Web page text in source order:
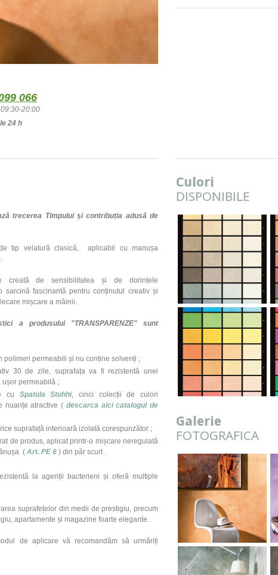
066
09:30-20:00
24 h
trecerea Timpului și contribuția adusă de
tip velaturăclasică, aplicabil cu manușa
.
creată de sensibilitatea și de dorințele
sarcină fascinantă pentru conținutul creativ și
mișcare a mâinii.
a produsului "TRANSPARENZE" sunt
polimeri permeabili și nu conține solvenți ;
30 de zile, suprafața va fi rezistentă unei
permeabilă ;
cu Spatula Stuhhi, cinci colecții de culori
nuanțe atractive ( descarca aici catalogul de
suprafață interioară izolată corespunzător ;
de produs, aplicat printr-o mișcare neregulată
( Art. PE 6 ) din păr scurt .
la agenții bacterieni și oferă multiple
suprafețelor din medii de prestigiu, precum
apartamente și magazine foarte elegante.
de aplicare vă recomandăm să urmăriți
Culori
DISPONIBILE
Galerie
FOTOGRAFICA